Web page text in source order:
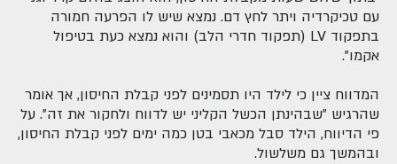
עם טכיקרדיה ויתר לחץ דם. נמצא שיש לו הפרעה חמורה
בתפקוד LV (תפקוד חדרי הלב) והוא נמצא כעת בטיפול
אקמו".
המדווח ציין כי לילד היו תסמינים לפני קבלת החיסון, אך אומר
שהרגיש "שבהינתן הכשל הקליני יש לדווח ולחקור את זה". על
פי הדיווח, הילד סבל מכאבי בטן כמה ימים לפני קבלת החיסון,
ובהמשך גם משלשול.